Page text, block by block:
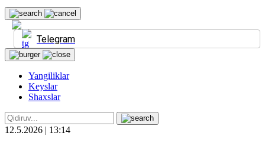
Telegram
Yangiliklar
Keyslar
Shaxslar
12.5.2026 | 13:14